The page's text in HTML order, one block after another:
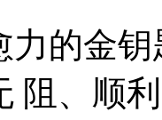
力的金
阻、顺